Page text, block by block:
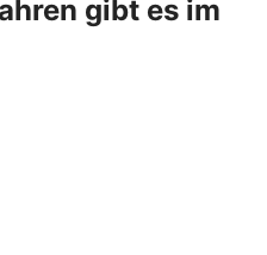
gibt es im